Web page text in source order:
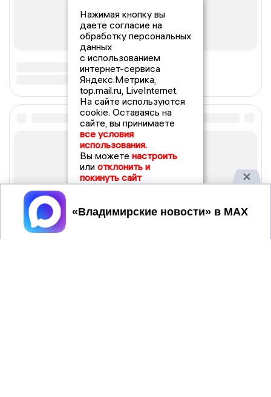
Нажимая кнопку вы
даете согласие на
обработку персональных
данных
с использованием
интернет-сервиса
Яндекс.Метрика,
top.mail.ru, LiveInternet.
На сайте используются
cookie. Оставаясь на
сайте, вы принимаете
все условия
использования.
Вы можете настроить
или отклонить и
покинуть сайт
Принять